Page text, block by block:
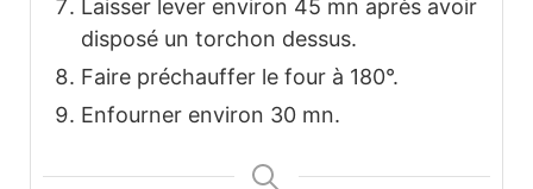
Laisser lever environ 45 mn après avoir
disposé un torchon dessus.
Faire préchauffer le four à 180°.
Enfourner environ 30 mn.